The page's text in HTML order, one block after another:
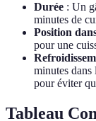
Durée : Un
minutes de
Position
pour une
minutes dans
pour éviter
Tableau